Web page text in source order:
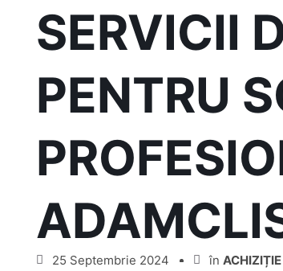
SERVICII
PENTRU
25 Septembrie 2024 în ACHIZIȚIE